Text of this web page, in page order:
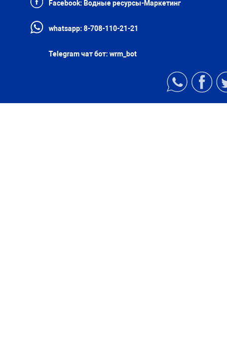
Facebook: Водные ресурсы-Маркетинг
whatsapp: 8-708-110-21-21
Telegram чат бот: wrm_bot